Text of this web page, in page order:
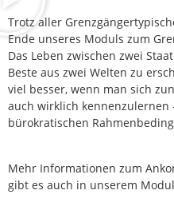
Trotz aller
Ende unseres Moduls zum
Das Leben zwischen zwei
Beste aus zwei Welten zu
viel besser, wenn man sich
auch wirklich kennenzulernen
bürokratischen
Mehr Informationen zum
gibt es auch in unserem